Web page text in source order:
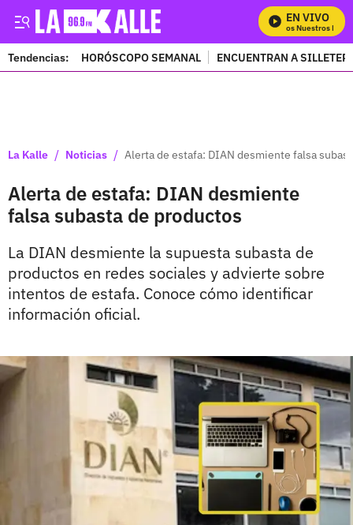
EN VIVO
Mira Todos Nuestros
Tendencias: HORÓSCOPO SEMANAL ENCUENTRAN A
La Kalle / Noticias / Alerta de estafa: DIAN desmiente falsa
Alerta de estafa: DIAN desmiente
falsa subasta de productos
La DIAN desmiente la supuesta subasta de
productos en redes sociales y advierte sobre
intentos de estafa. Conoce cómo identificar
información oficial.